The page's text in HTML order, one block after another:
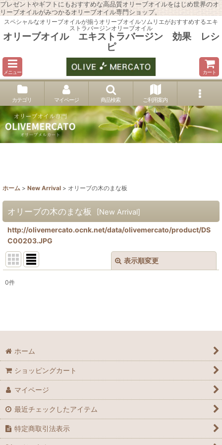
プレゼントやギフトにもおすすめな高品質オリーブオイルをはじめ世界のオ
リーブオイルがみつかるオリーブオイル専門ショップ。
スペシャルなオリーブオイルが揃うオリーブオイルソムリエがおすすめするエキ
ストラバージンオリーブオイル
オリーブオイル エキストラバージン 効果 レシ
ピ
メニュー カート
カテゴリ マイページ 商品検索 ご利用案内
ホーム > New Arrival > オリーブの木のまな板
オリーブの木のまな板 [New Arrival]
http://olivemercato.ocnk.net/data/olivemercato/product/DS
C00203.JPG
表示順変更
0件
ホーム
ショッピングカート
マイページ
最近チェックしたアイテム
特定商取引法表示